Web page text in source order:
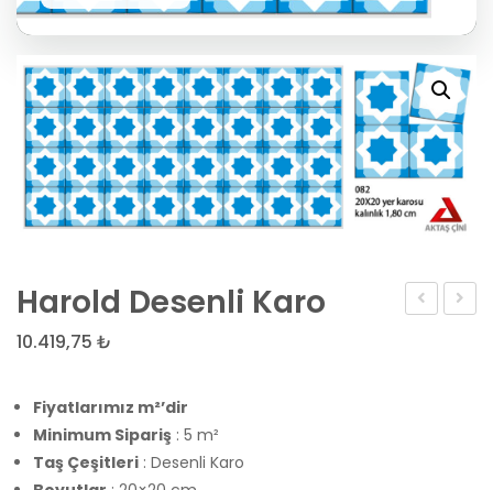
Harold Desenli Karo
10.419,75 ₺
Fiyatlarımız m²’dir
Minimum Sipariş : 5 m²
Taş Çeşitleri : Desenli Karo